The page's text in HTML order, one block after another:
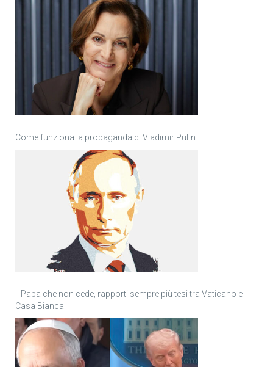
Come funziona la propaganda di Vladimir Putin
Il Papa che non cede, rapporti sempre più tesi tra Vaticano e
Casa Bianca